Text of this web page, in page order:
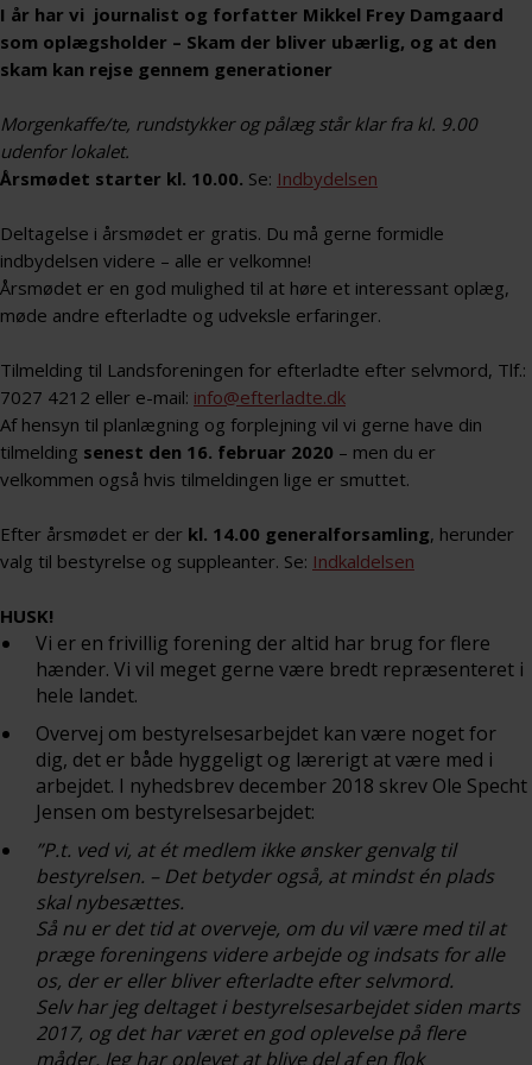
I år har vi journalist og forfatter Mikkel Frey Damgaard
som oplægsholder – Skam der bliver ubærlig, og at den
skam kan rejse gennem generationer
Morgenkaffe/te, rundstykker og pålæg står klar fra kl. 9.00
udenfor lokalet.
Årsmødet starter kl. 10.00. Se: Indbydelsen
Deltagelse i årsmødet er gratis. Du må gerne formidle
indbydelsen videre – alle er velkomne!
Årsmødet er en god mulighed til at høre et interessant oplæg,
møde andre efterladte og udveksle erfaringer.
Tilmelding til Landsforeningen for efterladte efter selvmord, Tlf.:
7027 4212 eller e-mail: info@efterladte.dk
Af hensyn til planlægning og forplejning vil vi gerne have din
tilmelding senest den 16. februar 2020 – men du er
velkommen også hvis tilmeldingen lige er smuttet.
Efter årsmødet er der kl. 14.00 generalforsamling, herunder
valg til bestyrelse og suppleanter. Se: Indkaldelsen
HUSK!
Vi er en frivillig forening der altid har brug for flere
hænder. Vi vil meget gerne være bredt repræsenteret i
hele landet.
Overvej om bestyrelsesarbejdet kan være noget for
dig, det er både hyggeligt og lærerigt at være med i
arbejdet. I nyhedsbrev december 2018 skrev Ole Specht
Jensen om bestyrelsesarbejdet:
”P.t. ved vi, at ét medlem ikke ønsker genvalg til
bestyrelsen. – Det betyder også, at mindst én plads
skal nybesættes.
Så nu er det tid at overveje, om du vil være med til at
præge foreningens videre arbejde og indsats for alle
os, der er eller bliver efterladte efter selvmord.
Selv har jeg deltaget i bestyrelsesarbejdet siden marts
2017, og det har været en god oplevelse på flere
måder. Jeg har oplevet at blive del af en flok